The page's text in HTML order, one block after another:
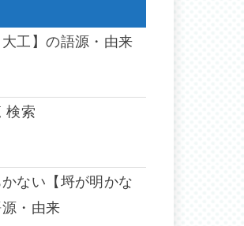
工】の語源・由来
検索
ない【埒が明かな
・由来